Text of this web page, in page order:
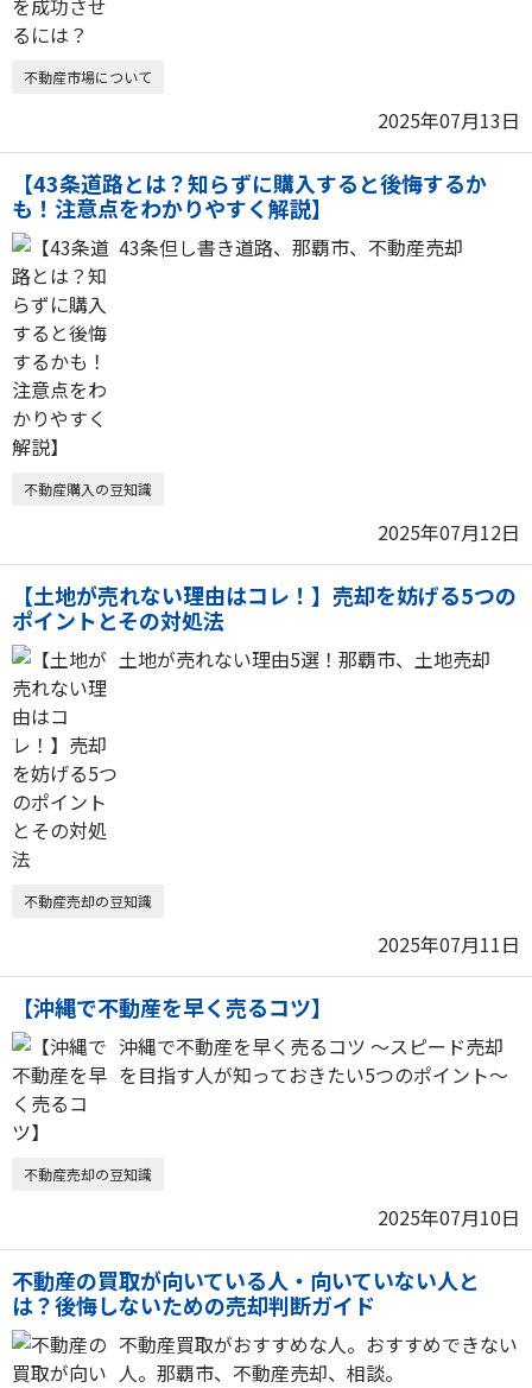
不動産市場について
2025年07月13日
【43条道路とは？知らずに購入すると後悔するか
も！注意点をわかりやすく解説】
43条但し書き道路、那覇市、不動産売却
不動産購入の豆知識
2025年07月12日
【土地が売れない理由はコレ！】売却を妨げる5つの
ポイントとその対処法
土地が売れない理由5選！那覇市、土地売却
不動産売却の豆知識
2025年07月11日
【沖縄で不動産を早く売るコツ】
沖縄で不動産を早く売るコツ ～スピード売却
を目指す人が知っておきたい5つのポイント～
不動産売却の豆知識
2025年07月10日
不動産の買取が向いている人・向いていない人と
は？後悔しないための売却判断ガイド
不動産買取がおすすめな人。おすすめできない
人。那覇市、不動産売却、相談。